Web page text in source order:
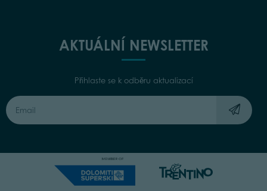
AKTUÁLNÍ NEWSLETTER
Přihlaste se k odběru aktualizací